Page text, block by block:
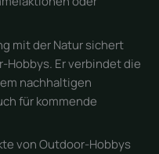
mit der Natur sichert
Hobbys. Er verbindet die
nachhaltigen
für kommende
von Outdoor-Hobbys